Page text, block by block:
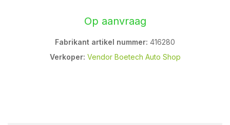
Op aanvraag
Fabrikant artikel nummer: 416280
Verkoper: Vendor Boetech Auto Shop